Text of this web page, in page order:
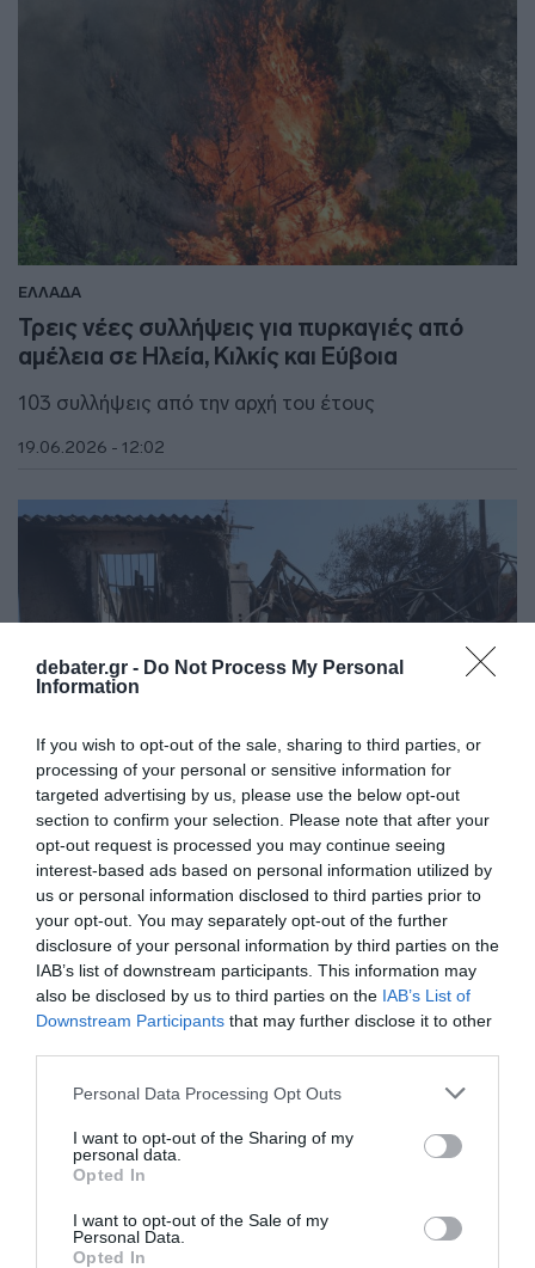
debater.gr - Do Not Process My Personal
Information
If you wish to opt-out of the sale, sharing to third parties, or
processing of your personal or sensitive information for
targeted advertising by us, please use the below opt-out
section to confirm your selection. Please note that after your
opt-out request is processed you may continue seeing
interest-based ads based on personal information utilized by
us or personal information disclosed to third parties prior to
your opt-out. You may separately opt-out of the further
disclosure of your personal information by third parties on the
IAB’s list of downstream participants. This information may
also be disclosed by us to third parties on the IAB’s List of
Downstream Participants that may further disclose it to other
Please note that this website/app uses one or more Google
not limited to your visit or usage behaviour. You may click to
grant or deny consent to Google and its third-party tags to
use your data for below specified purposes in below Google
consent section.
Personal Data Processing Opt Outs
I want to opt-out of the Sharing of my
personal data.
Opted In
I want to opt-out of the Sale of my
Personal Data.
Opted In
ΕΛΛΑΔΑ
Τρεις νέες συλλήψεις για πυρκαγιές από
αμέλεια σε Ηλεία, Κιλκίς και Εύβοια
103 συλλήψεις από την αρχή του έτους
19.06.2026 - 12:02
ΟΙΚΟΝΟΜΙΑ
Δασικές πυρκαγιές 2025: Σε 8,85 εκατ. ευρώ
εκτιμώνται οι αποζημιώσεις των
ασφαλιστικών επιχειρήσεων
Αναφέρθηκαν συνολικά 229 ζημιές